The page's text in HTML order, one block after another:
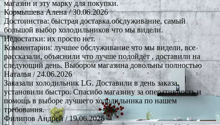
магазин и эту марку для покупки.
Кормышева Алена/ 30.06.2026
Достоинства: быстрая доставка.обслуживание, самый
большой выбор холодильников что мы видели.
Недостатки: их просто нет.
Комментарии: лучшее обслуживание что мы видели, все
рассказали, объяснили что лучше подойдёт , доставили на
следующий день. Выбором магазина довольны полностью
Наталья/ 24.06.2026
Заказали холодильник LG. Доставили в день заказа,
установили быстро. Спасибо магазину за оперативность и
помощь в выборе лучшего холодильника по нашем
требования.
Филипов Андрей/ 19.06.2026